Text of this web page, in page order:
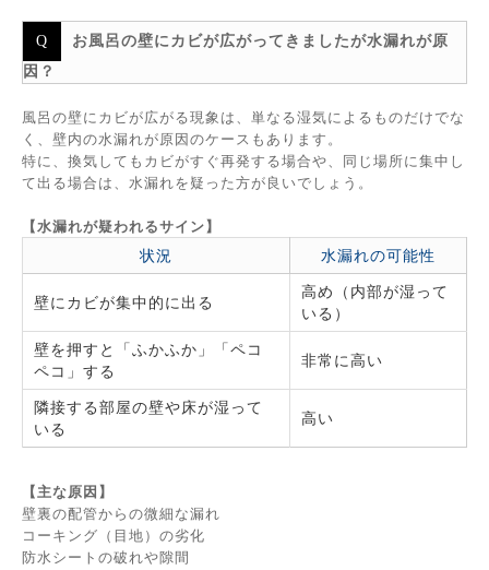
お風呂の壁にカビが広がってきましたが水漏れが原
因？
風呂の壁にカビが広がる現象は、単なる湿気によるものだけでな
く、壁内の水漏れが原因のケースもあります。
特に、換気してもカビがすぐ再発する場合や、同じ場所に集中し
て出る場合は、水漏れを疑った方が良いでしょう。
【水漏れが疑われるサイン】
状況 水漏れの可能性
壁にカビが集中的に出る
高め（内部が湿って
いる）
壁を押すと「ふかふか」「ペコ
ペコ」する
非常に高い
隣接する部屋の壁や床が湿って
いる
高い
【主な原因】
壁裏の配管からの微細な漏れ
コーキング（目地）の劣化
防水シートの破れや隙間